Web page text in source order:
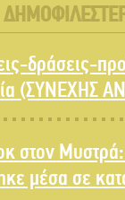
δράσεις-
(ΣΥΝΕΧΗΣ
στον
μέσα σε